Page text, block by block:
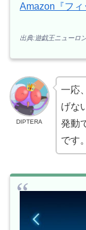
Amazon『フィ
出典:遊戯王ニューロ
DIPTERA
一応
げな
発動
です。